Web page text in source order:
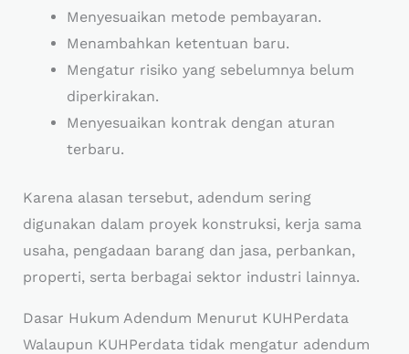
Menyesuaikan metode pembayaran.
Menambahkan ketentuan baru.
Mengatur risiko yang sebelumnya belum
diperkirakan.
Menyesuaikan kontrak dengan aturan
terbaru.
Karena alasan tersebut, adendum sering
digunakan dalam proyek konstruksi, kerja sama
usaha, pengadaan barang dan jasa, perbankan,
properti, serta berbagai sektor industri lainnya.
Dasar Hukum Adendum Menurut KUHPerdata
Walaupun KUHPerdata tidak mengatur adendum